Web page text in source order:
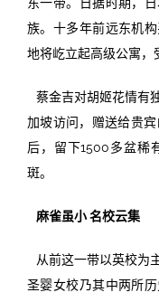
族。十多年前远东机
地将屹立起高级公寓，
蔡金吉对胡姬花情有
加坡访问，赠送给贵
后，留下1500多盆稀
斑。
麻雀虽小 名校云集
从前这一带以英校为
圣婴女校乃其中两所